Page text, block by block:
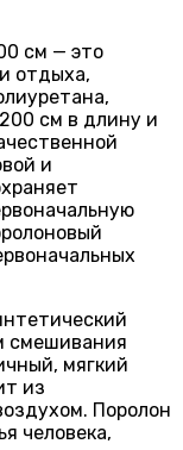
см — это
отдыха,
см в длину и
и
смешивания
мягкий
из
Поролон
человека,